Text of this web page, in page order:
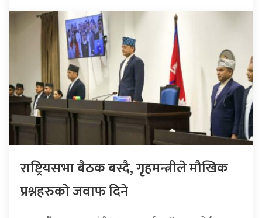
राष्ट्रियसभा बैठक बस्दै, गृहमन्त्रीले मौखिक
प्रश्नहरुको जवाफ दिने